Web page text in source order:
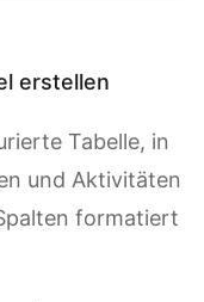
erstellen
Tabelle, in
und Aktivitäten
formatiert